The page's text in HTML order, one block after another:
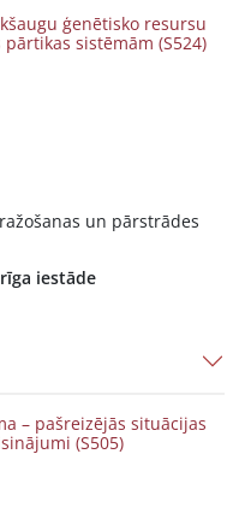
ģenētisko resursu
sistēmām (S524)
un pārstrādes
iestāde
– pašreizējās situācijas
(S505)